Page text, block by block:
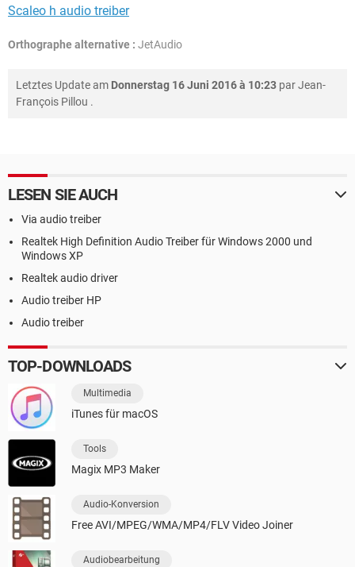
Scaleo h audio treiber
Orthographe alternative : JetAudio
Letztes Update am Donnerstag 16 Juni 2016 à 10:23 parJean-
François Pillou .
LESEN SIE AUCH
Via audio treiber
Realtek High Definition Audio Treiber für Windows 2000 und
Windows XP
Realtek audio driver
Audio treiber HP
Audio treiber
TOP-DOWNLOADS
Multimedia
iTunes für macOS
Tools
Magix MP3 Maker
Audio-Konversion
Free AVI/MPEG/WMA/MP4/FLV Video Joiner
Audiobearbeitung